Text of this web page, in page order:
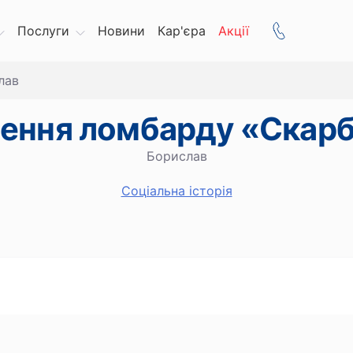
Послуги Новини Кар'єра Акції
ломбарду
Борислав
Cоціальна історія